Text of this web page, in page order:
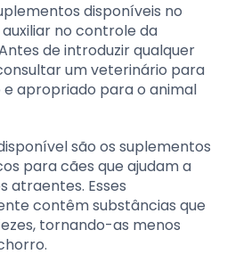
disponíveis no
no controle da
de introduzir qualquer
um veterinário para
apropriado para o animal
são os suplementos
para cães que ajudam a
atraentes. Esses
contêm substâncias que
tornando-as menos